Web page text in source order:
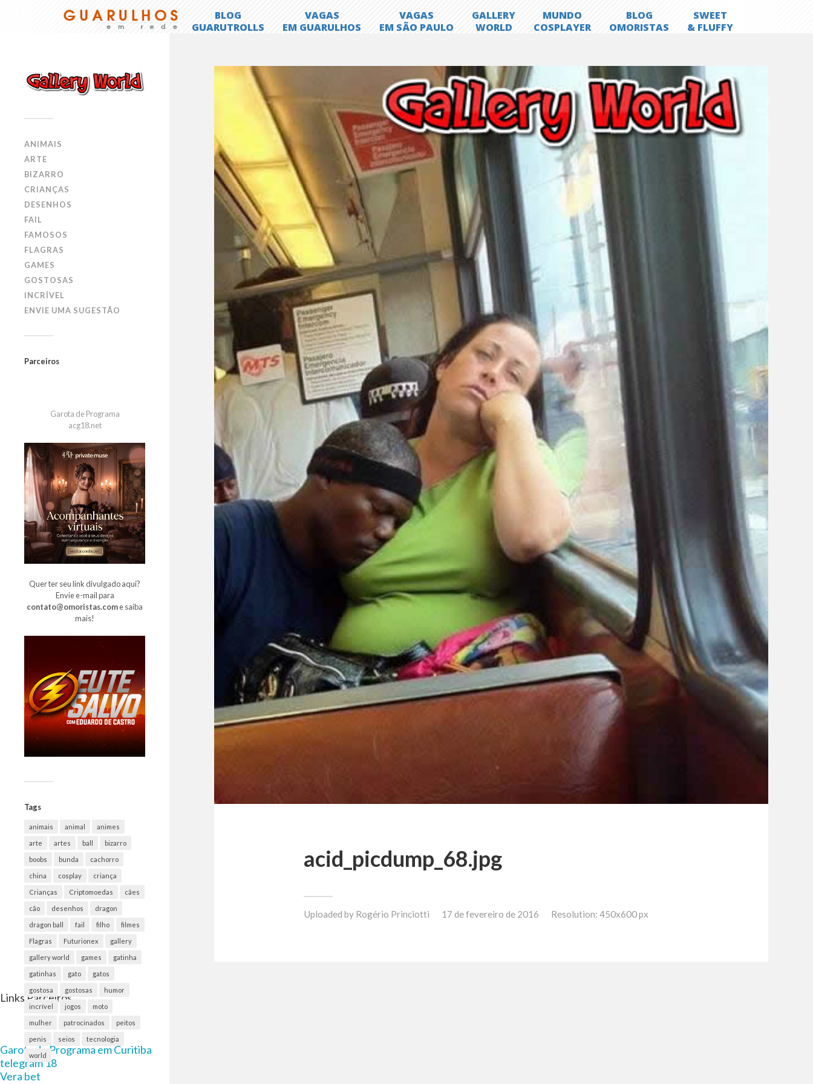
ANIMAIS
ARTE
BIZARRO
CRIANÇAS
DESENHOS
FAIL
FAMOSOS
FLAGRAS
GAMES
GOSTOSAS
INCRÍVEL
ENVIE UMA SUGESTÃO
Parceiros
Garota de Programa
acg18.net
Quer ter seu link divulgado aqui?
Envie e-mail para
contato@omoristas.come saiba
mais!
Tags
animais animal animes
arte artes ball bizarro
boobs bunda cachorro
china cosplay criança
Crianças Criptomoedas cães
cão desenhos dragon
dragon ball fail filho filmes
Flagras Futurionex gallery
gallery world games gatinha
gatinhas gato gatos
gostosa gostosas humor
incrível jogos moto
mulher patrocinados peitos
penis seios tecnologia
world
acid_picdump_68.jpg
Uploaded by Rogério Princiotti 17 de fevereiro de 2016 Resolution: 450x600 px
Links Parceiros
Garota de Programa em Curitiba
telegram 18
Vera bet